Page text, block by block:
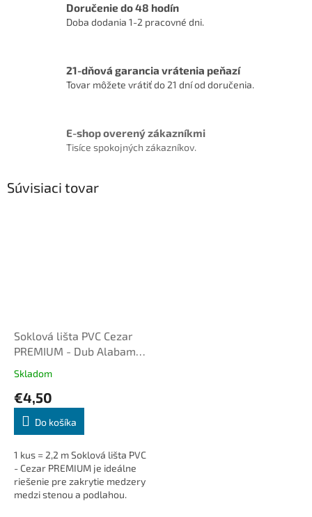
Doručenie do 48 hodín
Doba dodania 1-2 pracovné dni.
21-dňová garancia vrátenia peňazí
Tovar môžete vrátiť do 21 dní od doručenia.
E-shop overený zákazníkmi
Tisíce spokojných zákazníkov.
Súvisiaci tovar
Soklová lišta PVC Cezar
PREMIUM - Dub Alabama
Skladom
€4,50
Do košíka
1 kus = 2,2 m Soklová lišta PVC
- Cezar PREMIUM je ideálne
riešenie pre zakrytie medzery
medzi stenou a podlahou.